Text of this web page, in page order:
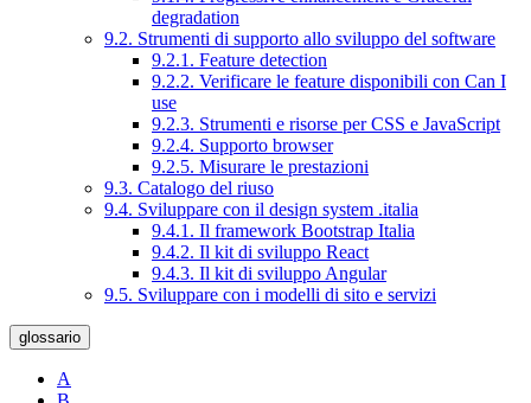
degradation
9.2. Strumenti di supporto allo sviluppo del software
9.2.1. Feature detection
9.2.2. Verificare le feature disponibili con Can I
use
9.2.3. Strumenti e risorse per CSS e JavaScript
9.2.4. Supporto browser
9.2.5. Misurare le prestazioni
9.3. Catalogo del riuso
9.4. Sviluppare con il design system .italia
9.4.1. Il framework Bootstrap Italia
9.4.2. Il kit di sviluppo React
9.4.3. Il kit di sviluppo Angular
9.5. Sviluppare con i modelli di sito e servizi
glossario
A